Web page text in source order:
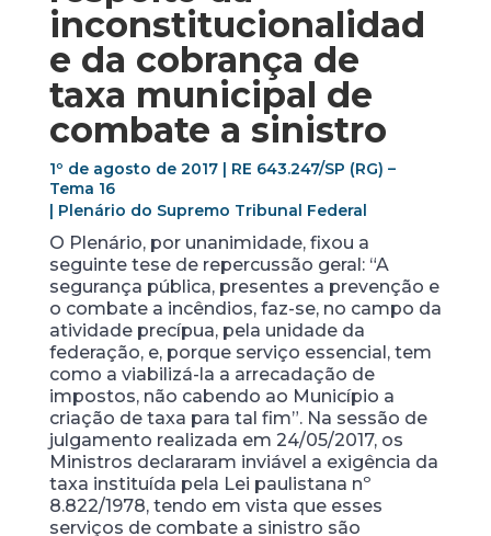
inconstitucionalidad
e da cobrança de
taxa municipal de
combate a sinistro
1º de agosto de 2017 | RE 643.247/SP (RG) –
Tema 16
| Plenário do Supremo Tribunal Federal
O Plenário, por unanimidade, fixou a
seguinte tese de repercussão geral: “A
segurança pública, presentes a prevenção e
o combate a incêndios, faz-se, no campo da
atividade precípua, pela unidade da
federação, e, porque serviço essencial, tem
como a viabilizá-la a arrecadação de
impostos, não cabendo ao Município a
criação de taxa para tal fim”. Na sessão de
julgamento realizada em 24/05/2017, os
Ministros declararam inviável a exigência da
taxa instituída pela Lei paulistana nº
8.822/1978, tendo em vista que esses
serviços de combate a sinistro são